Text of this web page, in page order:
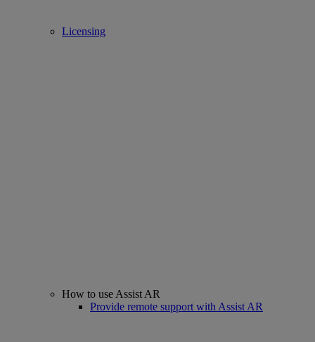
Licensing
How to use Assist AR
Provide remote support with Assist AR